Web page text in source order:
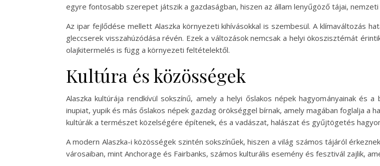
egyre fontosabb szerepet játszik a gazdaságban, hiszen az állam lenyűgöző tájai,
Az ipar fejlődése mellett Alaszka környezeti kihívásokkal is szembesül. A klímaváltozás
gleccserek visszahúzódása révén. Ezek a változások nemcsak a helyi ökoszisztémát
olajkitermelés is függ a környezeti feltételektől.
Kultúra és közösségek
Alaszka kultúrája rendkívül sokszínű, amely a helyi őslakos népek hagyományainak és
inupiat, yupik és más őslakos népek gazdag örökséggel bírnak, amely magában foglalja
kultúrák a természet közelségére építenek, és a vadászat, halászat és gyűjtögetés
A modern Alaszka-i közösségek szintén sokszínűek, hiszen a világ számos tájáról
városaiban, mint Anchorage és Fairbanks, számos kulturális esemény és fesztivál zajlik,